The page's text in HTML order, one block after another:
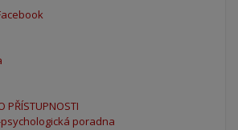
PŘÍSTUPNOSTI
poradna